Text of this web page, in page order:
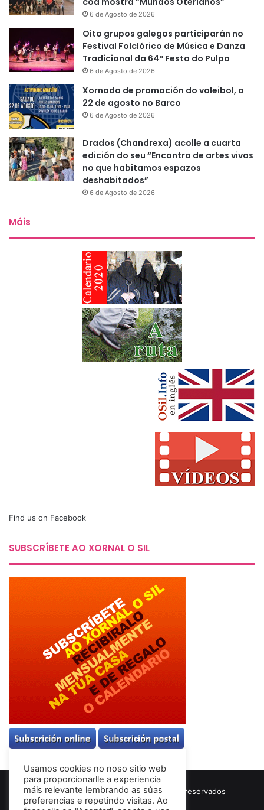
6 de Agosto de 2026
Oito grupos galegos participarán no
Festival Folclórico de Música e Danza
Tradicional da 64ª Festa do Pulpo
6 de Agosto de 2026
Xornada de promoción do voleibol, o
22 de agosto no Barco
6 de Agosto de 2026
Drados (Chandrexa) acolle a cuarta
edición do seu “Encontro de artes vivas
no que habitamos espazos
deshabitados”
6 de Agosto de 2026
Máis
Find us on Facebook
SUBSCRÍBETE AO XORNAL O SIL
© Copyright 2026, Todos los derechos reservados
Usamos cookies no noso sitio web
para proporcionarlle a experiencia
máis relevante lembrando as súas
preferencias e repetindo visitas. Ao